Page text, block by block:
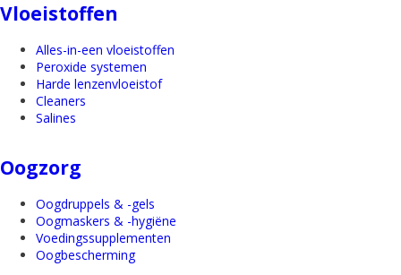
Vloeistoffen
Alles-in-een vloeistoffen
Peroxide systemen
Harde lenzenvloeistof
Cleaners
Salines
Oogzorg
Oogdruppels & -gels
Oogmaskers & -hygiëne
Voedingssupplementen
Oogbescherming